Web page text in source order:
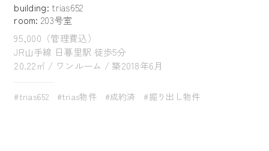
building: trias652
room: 203号室
95,000（管理費込）
JR山手線 日暮里駅 徒歩5分
20.22㎡ / ワンルーム / 築2018年6月
#trias652 #trias物件 #成約済 #掘り出し物件